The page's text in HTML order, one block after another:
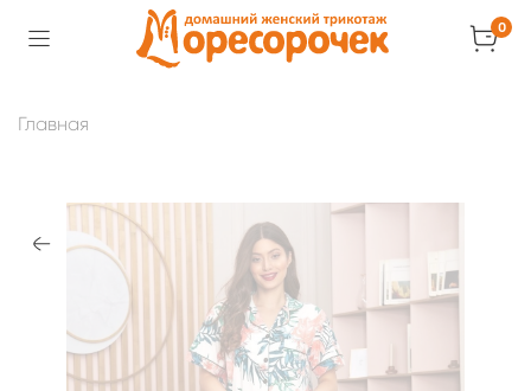
0
Главная